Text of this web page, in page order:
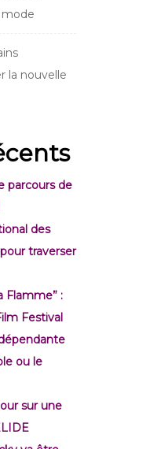
la nouvelle
parcours de
des
traverser
Flamme” :
Festival
ou le
sur une